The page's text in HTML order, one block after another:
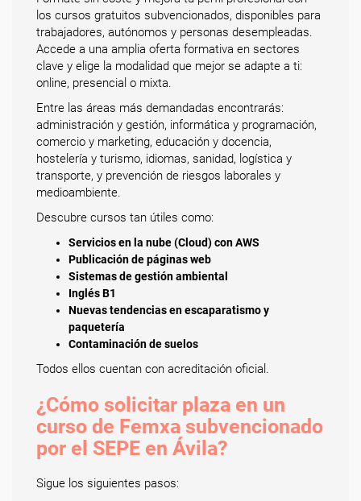
los cursos gratuitos subvencionados, disponibles para
trabajadores, autónomos y personas desempleadas.
Accede a una amplia oferta formativa en sectores
clave y elige la modalidad que mejor se adapte a ti:
online, presencial o mixta.
Entre las áreas más demandadas encontrarás:
administración y gestión, informática y programación,
comercio y marketing, educación y docencia,
hostelería y turismo, idiomas, sanidad, logística y
transporte, y prevención de riesgos laborales y
medioambiente.
Descubre cursos tan útiles como:
Servicios en la nube (Cloud) con AWS
Publicación de páginas web
Sistemas de gestión ambiental
Inglés B1
Nuevas tendencias en escaparatismo y
paquetería
Contaminación de suelos
Todos ellos cuentan con acreditación oficial.
¿Cómo solicitar plaza en un
curso de Femxa subvencionado
por el SEPE en Ávila?
Sigue los siguientes pasos: